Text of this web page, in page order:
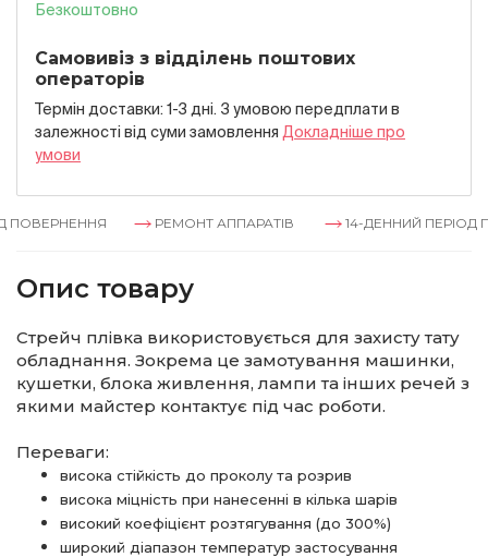
Безкоштовно
Самовивіз з відділень поштових
операторів
Термін доставки: 1-3 дні. З умовою передплати в
залежностi вiд суми замовлення Докладнiше про
умови
РЕМОНТ АППАРАТІВ 14-ДЕННИЙ ПЕРІОД
Опис товару
Стрейч плівка використовується для захисту тату
обладнання. Зокрема це замотування машинки,
кушетки, блока живлення, лампи та інших речей з
якими майстер контактує під час роботи.
Переваги:
висока стійкість до проколу та розрив
висока міцність при нанесенні в кілька шарів
високий коефіцієнт розтягування (до 300%)
широкий діапазон температур застосування